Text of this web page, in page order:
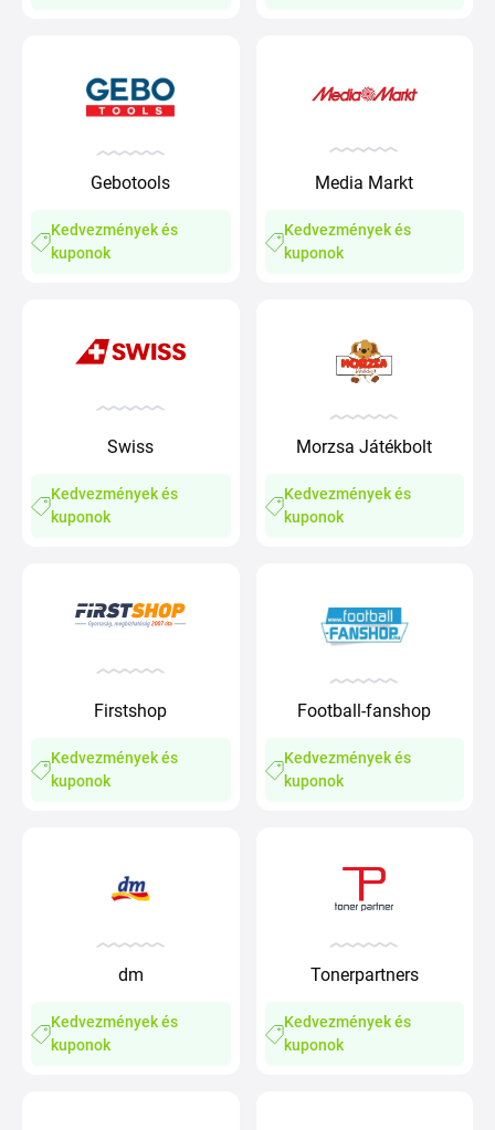
Gebotools
Kedvezmények és
kuponok
Media Markt
Kedvezmények és
kuponok
Swiss
Kedvezmények és
kuponok
Morzsa Játékbolt
Kedvezmények és
kuponok
Firstshop
Kedvezmények és
kuponok
Football-fanshop
Kedvezmények és
kuponok
dm
Kedvezmények és
kuponok
Tonerpartners
Kedvezmények és
kuponok